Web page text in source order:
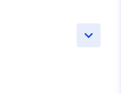
keyboard_arrow_down